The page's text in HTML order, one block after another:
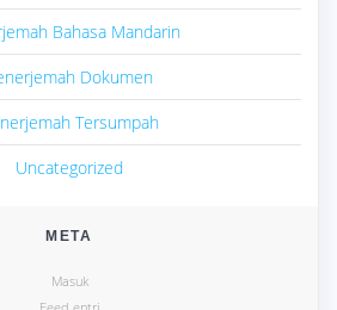
Bahasa Mandarin
Dokumen
Tersumpah
Uncategorized
META
Masuk